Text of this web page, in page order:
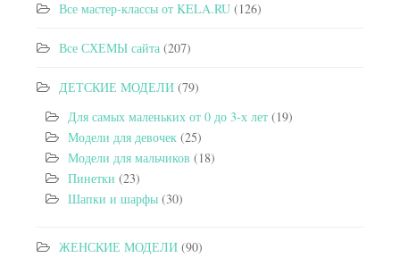
Все мастер-классы от KELA.RU (126)
Все СХЕМЫ сайта (207)
ДЕТСКИЕ МОДЕЛИ (79)
Для самых маленьких от 0 до 3-х лет (19)
Модели для девочек (25)
Модели для мальчиков (18)
Пинетки (23)
Шапки и шарфы (30)
ЖЕНСКИЕ МОДЕЛИ (90)